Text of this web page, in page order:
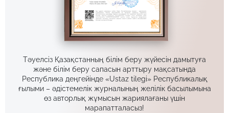
Тәуелсіз Қазақстанның білім беру жүйесін дамытуға
және білім беру сапасын арттыру мақсатында
Республика деңгейінде «Ustaz tilegi» Республикалық
ғылыми – әдістемелік журналының желілік басылымына
өз авторлық жұмысын жариялағаны үшін
марапатталасыз!